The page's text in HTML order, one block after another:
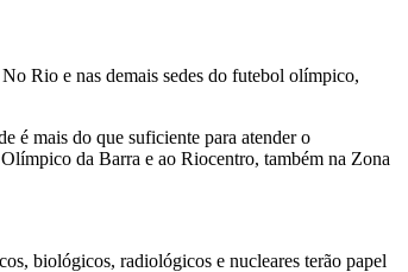
Rio e nas demais sedes do futebol olímpico,
é mais do que suficiente para atender o
da Barra e ao Riocentro, também na Zona
biológicos, radiológicos e nucleares terão papel